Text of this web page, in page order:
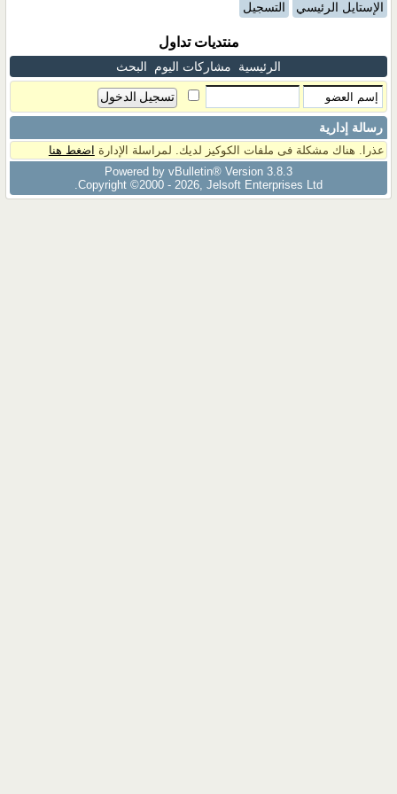
الإستايل الرئيسي التسجيل
منتديات تداول
الرئيسية مشاركات اليوم البحث
رسالة إدارية
عذرا. هناك مشكلة فى ملفات الكوكيز لديك. لمراسلة الإدارة اضغط هنا
Powered by vBulletin® Version 3.8.3
Copyright ©2000 - 2026, Jelsoft Enterprises Ltd.